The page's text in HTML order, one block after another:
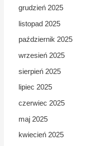
grudzień 2025
listopad 2025
październik 2025
wrzesień 2025
sierpień 2025
lipiec 2025
czerwiec 2025
maj 2025
kwiecień 2025